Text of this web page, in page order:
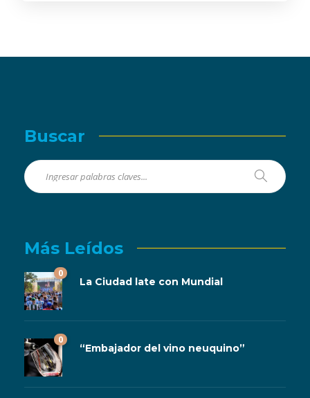
Buscar
Más Leídos
0
La Ciudad late con Mundial
0
“Embajador del vino neuquino”